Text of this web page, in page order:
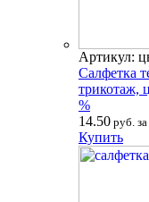
Артикул:
Салфетка
трикотаж,
%
14.50 руб.
Купить